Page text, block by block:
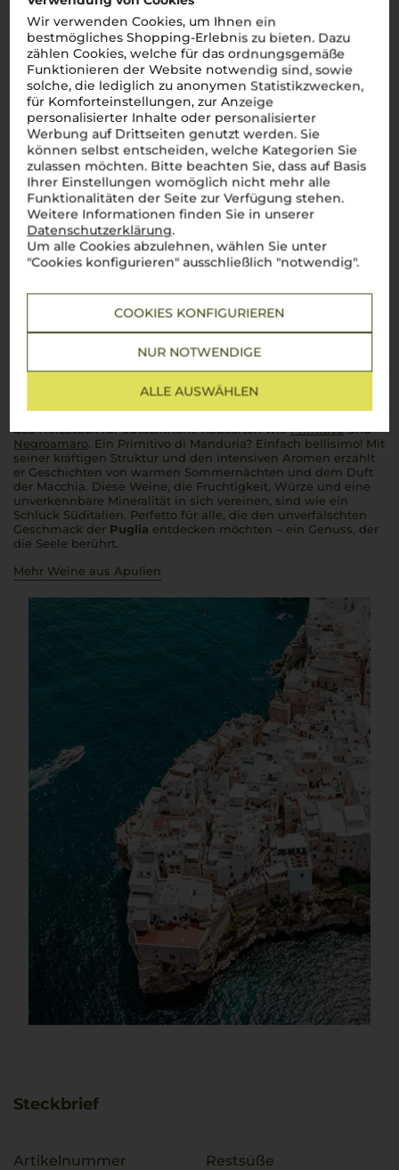
Wir verwenden Cookies, um Ihnen ein
bestmögliches Shopping-Erlebnis zu bieten. Dazu
zählen Cookies, welche für das ordnungsgemäße
Funktionieren der Website notwendig sind, sowie
solche, die lediglich zu anonymen Statistikzwecken,
für Komforteinstellungen, zur Anzeige
personalisierter Inhalte oder personalisierter
Werbung auf Drittseiten genutzt werden. Sie
können selbst entscheiden, welche Kategorien Sie
zulassen möchten. Bitte beachten Sie, dass auf Basis
Ihrer Einstellungen womöglich nicht mehr alle
Funktionalitäten der Seite zur Verfügung stehen.
Weitere Informationen finden Sie in unserer
Datenschutzerklärung.
Um alle Cookies abzulehnen, wählen Sie unter
"Cookies konfigurieren" ausschließlich "notwendig".
COOKIES KONFIGURIEREN
NUR NOTWENDIGE
ALLE AUSWÄHLEN
Kundenbewertung vorhanden.
Schreiben Sie jetzt die erste Bewertung!
JETZT BEWERTEN
Über die Region
Apulien
süditalienischer Note
Süden Italiens, wo die Leidenschaft für den Weinbau so tief
verwurzelt ist wie die alten Olivenbäume. Hier, wo die Sonne
golden scheint und der Mezzogiornoseinen vollen Ausdruck
findet, entstehen Weine, die genauso charaktervoll sind wie
das Land selbst. Von Salento bis Castel del Monte –Pugliaist
das Herzstück für autochthone Rebsorten wiePrimitivound
Negroamaro. Ein Primitivo di Manduria? Einfach bellisimo! Mit
seiner kräftigen Struktur und den intensiven Aromen erzählt
er Geschichten von warmen Sommernächten und dem Duft
der Macchia. Diese Weine, die Fruchtigkeit, Würze und eine
unverkennbare Mineralität in sich vereinen, sind wie ein
Schluck Süditalien. Perfetto für alle, die den unverfälschten
Geschmack der Puglia entdecken möchten – ein Genuss, der
die Seele berührt.
Mehr Weine aus Apulien
Steckbrief
Artikelnummer
Restsüße